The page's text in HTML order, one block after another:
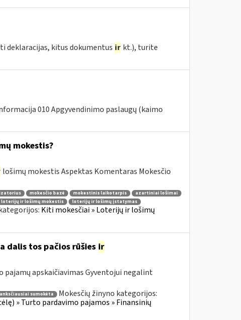
deklaracijas, kitus dokumentus ir kt.), turite
010 Apgyvendinimo paslaugų (kaimo
mokestis?
lošimų mokestis Aspektas Komentaras Mokesčio
mokesčio bazė mokestinis laikotarpis
azartiniai lošimai
loterijų ir lošimų mokestis
loterijų ir lošimų įstatymas
Kiti mokesčiai » Loterijų ir lošimų
dalis tos pačios rūšies ir
pajamų apskaičiavimas Gyventojui negalint
anksčiausiai sumokėta
Mokesčių žinyno kategorijos:
» Turto pardavimo pajamos » Finansinių